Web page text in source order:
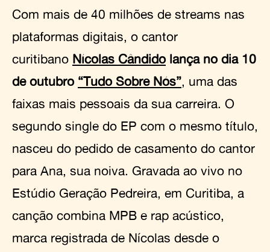
Com mais de 40 milhões de streams nas
plataformas digitais, o cantor
curitibano Nícolas Cândidolança no dia 10
de outubro “Tudo Sobre Nós”, uma das
faixas mais pessoais da sua carreira. O
segundo single do EP com o mesmo título,
nasceu do pedido de casamento do cantor
para Ana, sua noiva. Gravada ao vivo no
Estúdio Geração Pedreira, em Curitiba, a
canção combina MPB e rap acústico,
marca registrada de Nícolas desde o